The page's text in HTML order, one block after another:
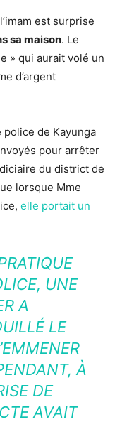
est surprise
sa maison. Le
» qui aurait volé un
d’argent
police de Kayunga
pour arrêter
du district de
lorsque Mme
elle portait un
UNE
A
LE
À
DE
AVAIT